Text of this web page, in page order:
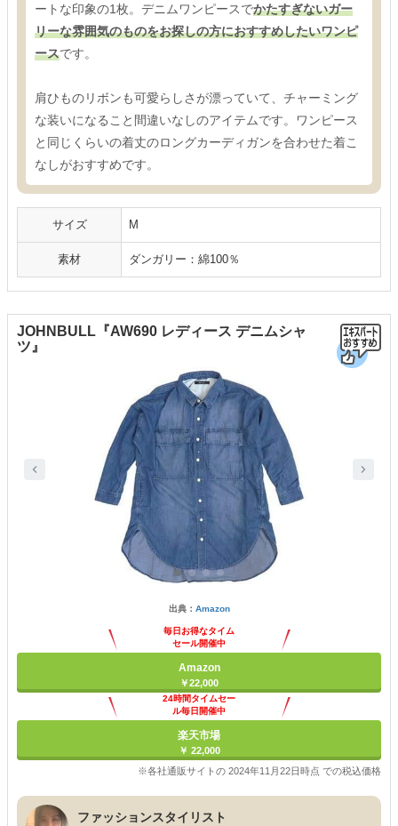
ートな印象の1枚。デニムワンピースでかたすぎないガー
リーな雰囲気のものをお探しの方におすすめしたいワンピ
ースです。
肩ひものリボンも可愛らしさが漂っていて、チャーミング
な装いになること間違いなしのアイテムです。ワンピース
と同じくらいの着丈のロングカーディガンを合わせた着こ
なしがおすすめです。
サイズ M
素材 ダンガリー：綿100％
JOHNBULL『AW690 レディース デニムシャ
ツ』
出典： Amazon
毎日お得なタイム
セール開催中
Amazon
￥22,000
24時間タイムセー
ル毎日開催中
楽天市場
￥ 22,000
※各社通販サイトの 2024年11月22日時点 での税込価格
ファッションスタイリスト